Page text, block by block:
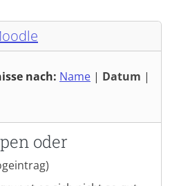
nach: Name | Datum |
oder